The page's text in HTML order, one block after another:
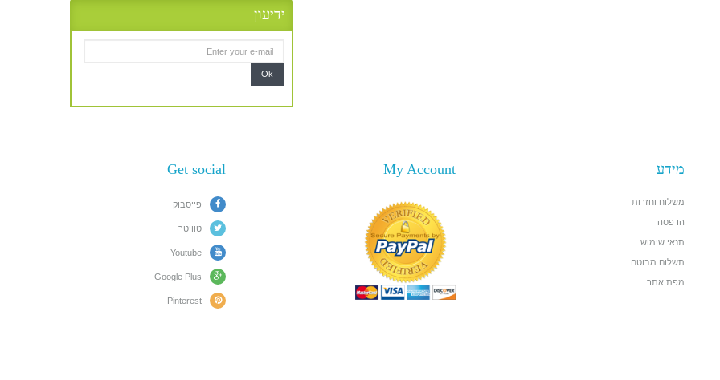
ידיעון
Ok
מידע
משלוח וחזרות
הדפסה
תנאי שימוש
תשלום מבוטח
מפת אתר
My Account
Get social
פייסבוק
טוויטר
Youtube
Google Plus
Pinterest